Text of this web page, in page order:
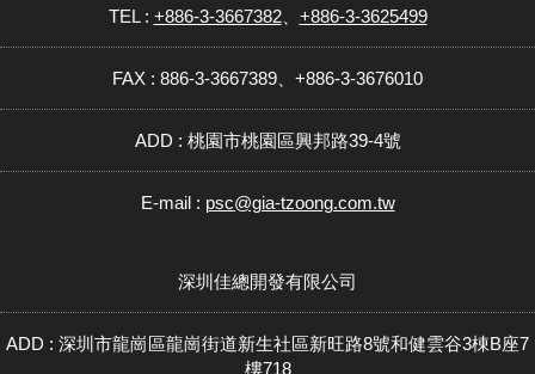
TEL : +886-3-3667382、 +886-3-3625499
FAX : 886-3-3667389、+886-3-3676010
ADD : 桃園市桃園區興邦路39-4號
E-mail : psc@gia-tzoong.com.tw
深圳佳總開發有限公司
ADD : 深圳市龍崗區龍崗街道新生社區新旺路8號和健雲谷3棟B座7
樓718